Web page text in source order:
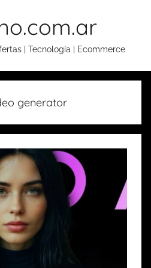
| Tecnología | Ecommerce
generator